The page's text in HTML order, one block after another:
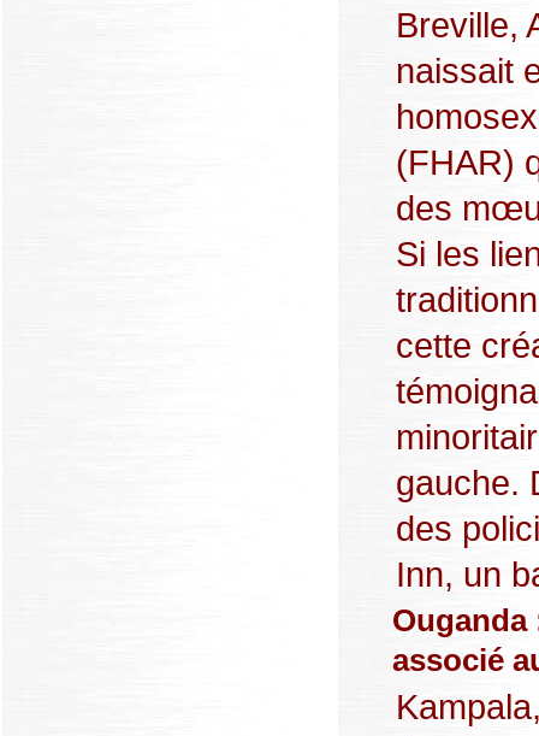
Breville,
naissait
(FHAR)
des
Si les
cette
gauche.
des
Inn, un
Ouganda
associé